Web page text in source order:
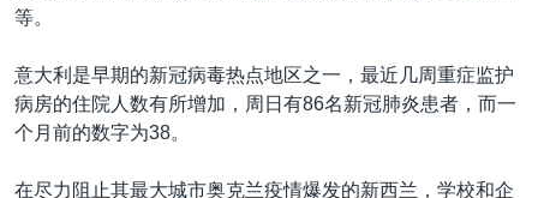
等。
意大利是早期的新冠病毒热点地区之一，最近几周重症监护
病房的住院人数有所增加，周日有86名新冠肺炎患者，而一
个月前的数字为38。
在尽力阻止其最大城市奥克兰疫情爆发的新西兰，学校和企